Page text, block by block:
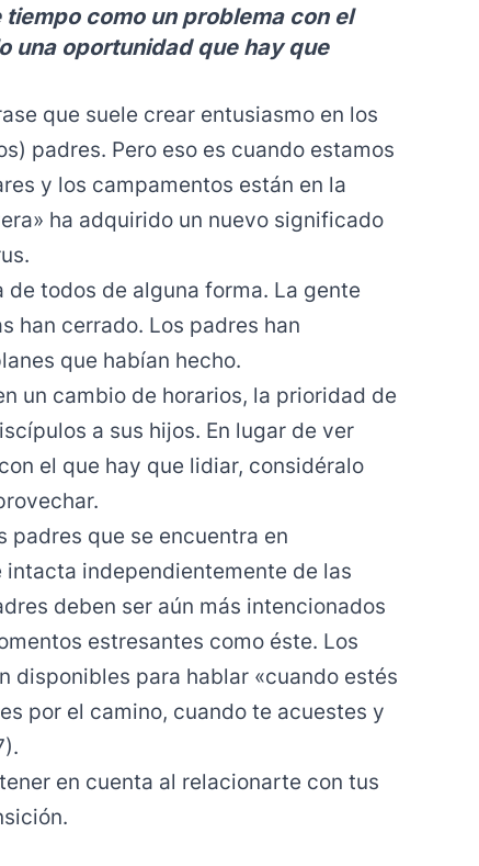
como un problema con el
una oportunidad que hay que
que suele crear entusiasmo en los
padres. Pero eso es cuando estamos
y los campamentos están en la
ha adquirido un nuevo significado
todos de alguna forma. La gente
han cerrado. Los padres han
que habían hecho.
un cambio de horarios, la prioridad de
a sus hijos. En lugar de ver
el que hay que lidiar, considéralo
padres que se encuentra en
independientemente de las
deben ser aún más intencionados
estresantes como éste. Los
disponibles para hablar «cuando estés
por el camino, cuando te acuestes y
en cuenta al relacionarte con tus